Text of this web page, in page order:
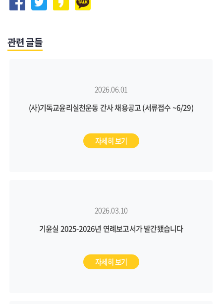
관련 글들
2026.06.01
(사)기독교윤리실천운동 간사 채용공고 (서류접수 ~6/29)
자세히 보기
2026.03.10
기윤실 2025-2026년 연례보고서가 발간됐습니다
자세히 보기